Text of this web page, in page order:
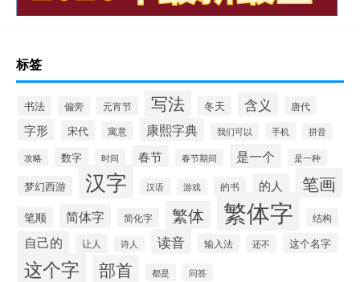
标签
书法 偏旁 元宵节 写法 冬天 含义 唐代
字形 宋代 寓意 康熙字典 我们可以 手机 拼音
攻略 数字 时间 春节 春节期间 是一个 是一种
梦幻西游 汉字 汉语 游戏 的书 的人 笔画
笔顺 简体字 简化字 繁体 繁体字 结构
自己的 让人 诗人 读音 输入法 还不 这个名字
这个字 部首 都是 问答